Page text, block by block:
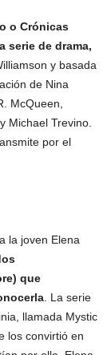
o Crónicas
serie de drama,
y basada
de Nina
McQueen,
Michael Trevino.
por el
la joven Elena
que
. La serie
llamada Mystic
los convirtió en